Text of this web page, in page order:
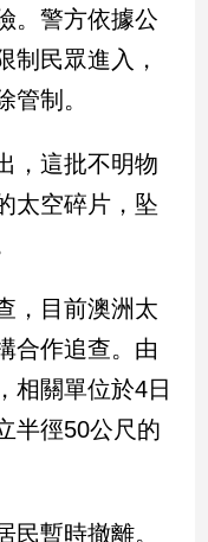
。警方依據公
制民眾進入，
管制。
，這批不明物
太空碎片，坠
，目前澳洲太
合作追查。由
相關單位於4日
半徑50公尺的
民暫時撤離。